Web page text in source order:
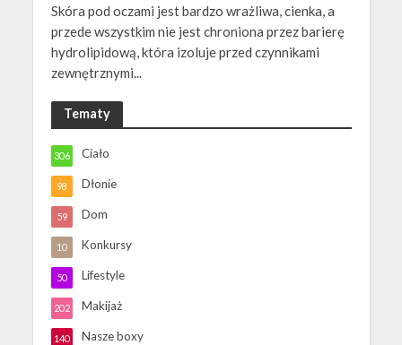
Skóra pod oczami jest bardzo wrażliwa, cienka, a
przede wszystkim nie jest chroniona przez barierę
hydrolipidową, która izoluje przed czynnikami
zewnętrznymi...
Tematy
Ciało
306
Dłonie
98
Dom
59
Konkursy
10
Lifestyle
50
Makijaż
202
Nasze boxy
140